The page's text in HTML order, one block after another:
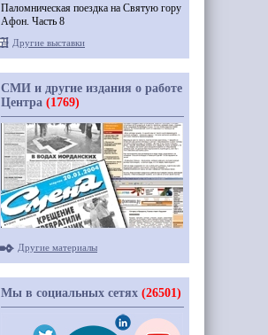
Паломническая поездка на Святую гору
Афон. Часть 8
Другие выставки
СМИ и другие издания о работе
Центра (1769)
Другие материалы
Мы в социальных сетях (26501)